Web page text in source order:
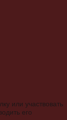
или участвовать
его